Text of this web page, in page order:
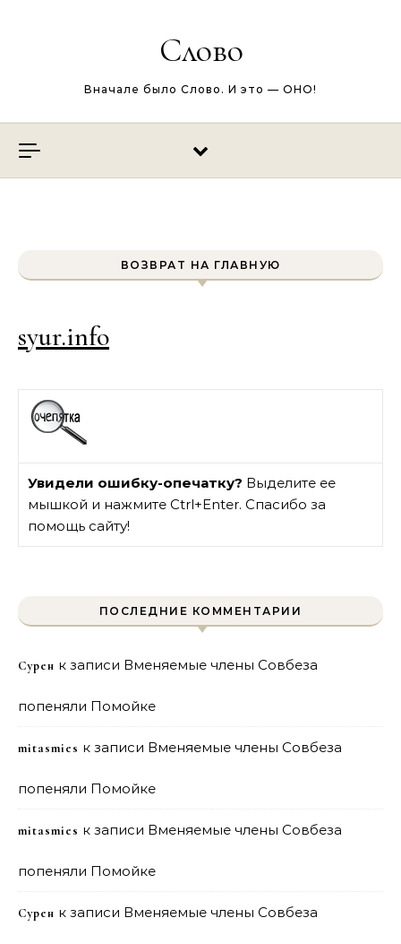
Слово
Вначале было Слово. И это — ОНО!
ВОЗВРАТ НА ГЛАВНУЮ
syur.info
Увидели ошибку-опечатку? Выделите ее
мышкой и нажмите Ctrl+Enter. Спасибо за
помощь сайту!
ПОСЛЕДНИЕ КОММЕНТАРИИ
Сурен к записи Вменяемые члены Совбеза
попеняли Помойке
mitasmies к записи Вменяемые члены Совбеза
попеняли Помойке
mitasmies к записи Вменяемые члены Совбеза
попеняли Помойке
Сурен к записи Вменяемые члены Совбеза